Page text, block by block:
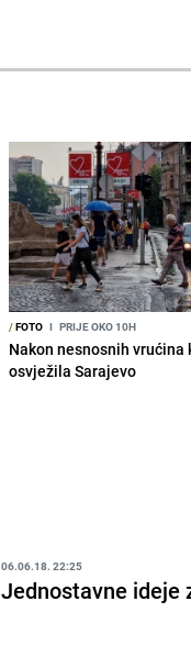
/FOTO I PRIJE OKO 10H
Nakon nesnosnih vrućina
osvježila Sarajevo
06.06.18. 22:25
Jednostavne ideje